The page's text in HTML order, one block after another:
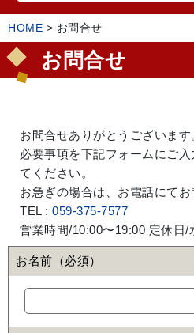
HOME > お問合せ
お問合せ
お問合せありがとうございます
必要事項を下記フォームにご
てください。
お急ぎの場合は、お電話にてお
TEL : 059-375-7577
営業時間/10:00〜19:00 定休日/
お名前（必須）